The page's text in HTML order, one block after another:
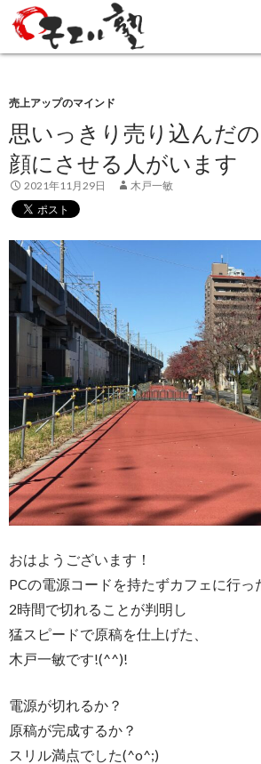
Search
SKIP
TO
売上アップのマインド
思いっきり売り込んだ
顔にさせる人がいます
2021年11月29日 木戸一敏
おはようございます！
PCの電源コードを持たずカフェに行っ
2時間で切れることが判明し
猛スピードで原稿を仕上げた、
木戸一敏です!(^^)!
電源が切れるか？
原稿が完成するか？
スリル満点でした(^o^;)